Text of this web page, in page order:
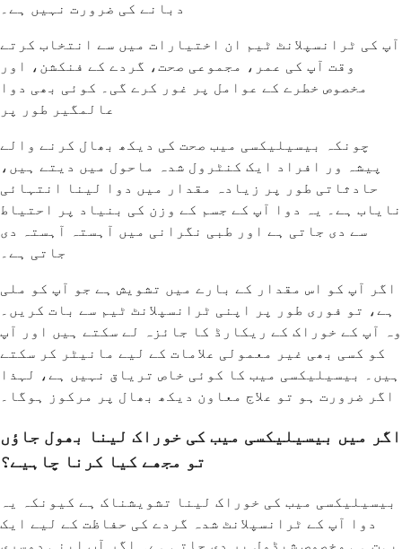
دبانے کی ضرورت نہیں ہے۔
آپ کی ٹرانسپلانٹ ٹیم ان اختیارات میں سے انتخاب کرتے
وقت آپ کی عمر، مجموعی صحت، گردے کے فنکشن، اور
مخصوص خطرے کے عوامل پر غور کرے گی۔ کوئی بھی دوا
عالمگیر طور پر
چونکہ بیسیلیکسی میب صحت کی دیکھ بھال کرنے والے
پیشہ ور افراد ایک کنٹرول شدہ ماحول میں دیتے ہیں،
حادثاتی طور پر زیادہ مقدار میں دوا لینا انتہائی
نایاب ہے۔ یہ دوا آپ کے جسم کے وزن کی بنیاد پر احتیاط
سے دی جاتی ہے اور طبی نگرانی میں آہستہ آہستہ دی
جاتی ہے۔
اگر آپ کو اس مقدار کے بارے میں تشویش ہے جو آپ کو ملی
ہے، تو فوری طور پر اپنی ٹرانسپلانٹ ٹیم سے بات کریں۔
وہ آپ کے خوراک کے ریکارڈ کا جائزہ لے سکتے ہیں اور آپ
کو کسی بھی غیر معمولی علامات کے لیے مانیٹر کر سکتے
ہیں۔ بیسیلیکسی میب کا کوئی خاص تریاق نہیں ہے، لہذا
اگر ضرورت ہو تو علاج معاون دیکھ بھال پر مرکوز ہوگا۔
اگر میں بیسیلیکسی میب کی خوراک لینا بھول جاؤں
تو مجھے کیا کرنا چاہیے؟
بیسیلیکسی میب کی خوراک لینا تشویشناک ہے کیونکہ یہ
دوا آپ کے ٹرانسپلانٹ شدہ گردے کی حفاظت کے لیے ایک
بہت ہی مخصوص شیڈول پر دی جاتی ہے۔ اگر آپ اپنی دوسری